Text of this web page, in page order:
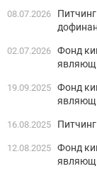
08.07.2026
02.07.2026 Фонд
19.09.2025 Фонд
16.08.2025
12.08.2025 Фонд